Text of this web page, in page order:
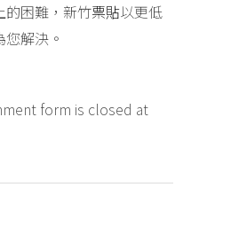
的困難，新竹票貼以更低
解決。
form is closed at